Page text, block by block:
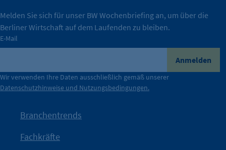
mit Haltung.
Die Unternehmer stehen stellvertretend für die Vielfalt
der Berliner Wirtschaft.
Durch ihre Perspektiven wird deutlich, was der Claim
konkret bedeutet – und wie die IHK Berlin Unternehmen
tatsächlich unterstützt.
Melden Sie sich für unser BW Wochenbriefing an, um über die
Berliner Wirtschaft auf dem Laufenden zu bleiben.
E-Mail
Anmelden
Wir verwenden Ihre Daten ausschließlich gemäß unserer
Datenschutzhinweise und Nutzungsbedingungen.
Branchentrends
Fachkräfte